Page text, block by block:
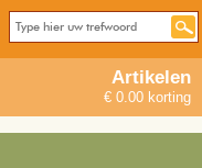
Artikelen
€ 0.00 korting